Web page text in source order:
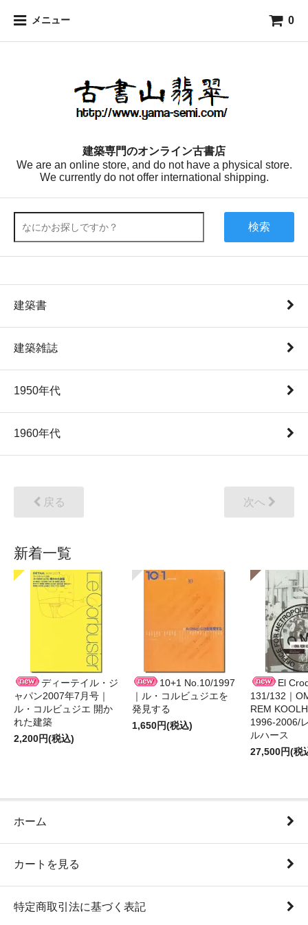
メニュー 0
建築専門のオンライン古書店
We are an online store, and do not have a physical store.
We currently do not offer international shipping.
検索
建築書
建築雑誌
1950年代
1960年代
戻る 次へ
新着一覧
ディーテイル・ジ
ャパン2007年7月号｜
ル・コルビュジエ 開か
れた建築
2,200円(税込)
10+1 No.10/1997
｜ル・コルビュジエを
発見する
1,650円(税込)
El
131/132｜
REM
1996-2006/
ルハース
27,500円(税
ホーム
カートを見る
特定商取引法に基づく表記